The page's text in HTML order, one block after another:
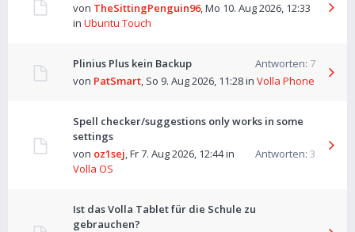
von TheSittingPenguin96,Mo 10. Aug 2026, 12:33
in Ubuntu Touch
Plinius Plus kein Backup Antworten: 7
von PatSmart, So 9. Aug 2026, 11:28in Volla Phone
Spell checker/suggestions only works in some
settings
Antworten: 3
von oz1sej,Fr 7. Aug 2026, 12:44in
Volla OS
Ist das Volla Tablet für die Schule zu
gebrauchen?